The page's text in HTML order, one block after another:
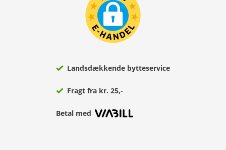
Landsdækkende bytteservice
Fragt fra kr. 25,-
Betal med